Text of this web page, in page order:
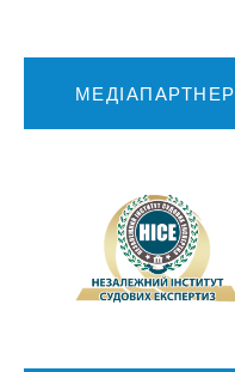
МЕДІАПАРТНЕР